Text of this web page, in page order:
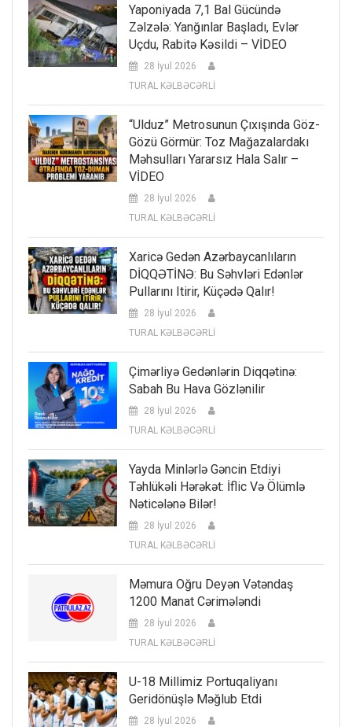
Yaponiyada 7,1 Bal Gücündə
Zəlzələ: Yanğınlar Başladı, Evlər
Uçdu, Rabitə Kəsildi – VİDEO
28 İyul 2026
TURAL KƏLBƏCƏRLİ
“Ulduz” Metrosunun Çıxışında Göz-
Gözü Görmür: Toz Mağazalardakı
Məhsulları Yararsız Hala Salır –
VİDEO
28 İyul 2026
TURAL KƏLBƏCƏRLİ
Xaricə Gedən Azərbaycanlıların
DİQQƏTİNƏ: Bu Səhvləri Edənlər
Pullarını Itirir, Küçədə Qalır!
28 İyul 2026
TURAL KƏLBƏCƏRLİ
Çimərliyə Gedənlərin Diqqətinə:
Sabah Bu Hava Gözlənilir
28 İyul 2026
TURAL KƏLBƏCƏRLİ
Yayda Minlərlə Gəncin Etdiyi
Təhlükəli Hərəkət: İflic Və Ölümlə
Nəticələnə Bilər!
28 İyul 2026
TURAL KƏLBƏCƏRLİ
Məmura Oğru Deyən Vətəndaş
1200 Manat Cərimələndi
28 İyul 2026
TURAL KƏLBƏCƏRLİ
U-18 Millimiz Portuqaliyanı
Geridönüşlə Məğlub Etdi
28 İyul 2026